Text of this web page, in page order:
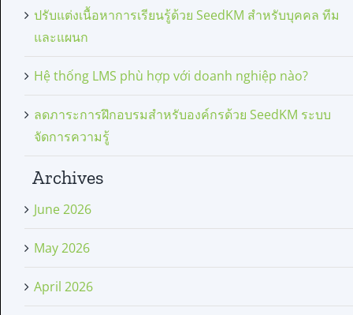
ปรับแต่งเนื้อหาการเรียนรู้ด้วย SeedKM สำหรับบุคคล ทีม
และแผนก
Hệ thống LMS phù hợp với doanh nghiệp nào?
ลดภาระการฝึกอบรมสำหรับองค์กรด้วย SeedKM ระบบ
จัดการความรู้
Archives
June 2026
May 2026
April 2026